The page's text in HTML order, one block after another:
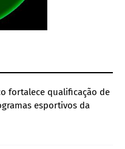
fortalece qualificação de
esportivos da